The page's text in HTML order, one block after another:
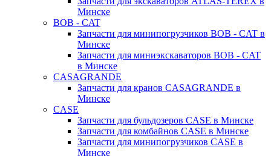
Минске
BOB - CAT
Запчасти для минипогрузчиков BOB - CAT в
Минске
Запчасти для миниэкскаваторов BOB - CAT
в Минске
CASAGRANDE
Запчасти для кранов CASAGRANDE в
Минске
CASE
Запчасти для бульдозеров CASE в Минске
Запчасти для комбайнов CASE в Минске
Запчасти для минипогрузчиков CASE в
Минске